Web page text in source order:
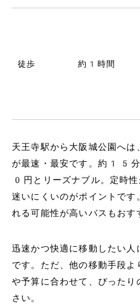
徒歩 約1時間
天王寺駅から大阪城公園へ
が最速・最安です。約15
0円とリーズナブル。定時
迷いにくいのがポイントです
れる可能性が高いバスもおす
迅速かつ快適に移動したい人
です。ただ、他の移動手段
や予算に合わせて、ぴった
さい。